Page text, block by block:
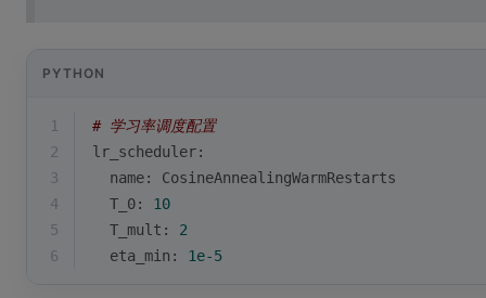
PYTHON
1
# 学习率调度配置
2
lr_scheduler:
3
  name: CosineAnnealingWarmRestarts
4
  T_0:
10
5
  T_mult:
2
6
  eta_min:
1e-5